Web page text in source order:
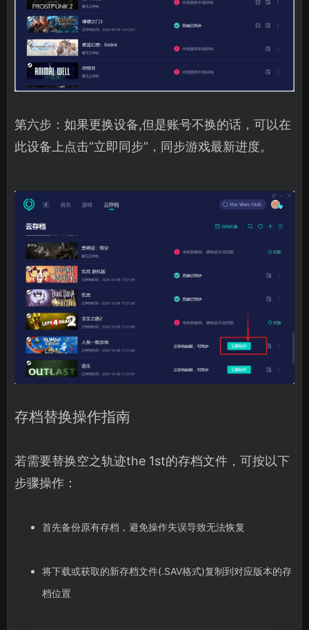
第六步：如果更换设备,但是账号不换的话，可以在
此设备上点击“立即同步”，同步游戏最新进度。
存档替换操作指南
若需要替换空之轨迹the 1st的存档文件，可按以下
步骤操作：
首先备份原有存档，避免操作失误导致无法恢复
将下载或获取的新存档文件(.SAV格式)复制到对应版本的存
档位置